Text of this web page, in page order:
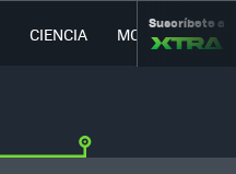
CIENCIA MOVILIDAD
Suscríbete a